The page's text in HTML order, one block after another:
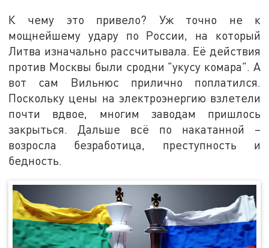
К чему это привело? Уж точно не к
мощнейшему удару по России, на который
Литва изначально рассчитывала. Её действия
против Москвы были сродни "укусу комара". А
вот сам Вильнюс прилично поплатился.
Поскольку цены на электроэнергию взлетели
почти вдвое, многим заводам пришлось
закрыться. Дальше всё по накатанной –
возросла безработица, преступность и
бедность.